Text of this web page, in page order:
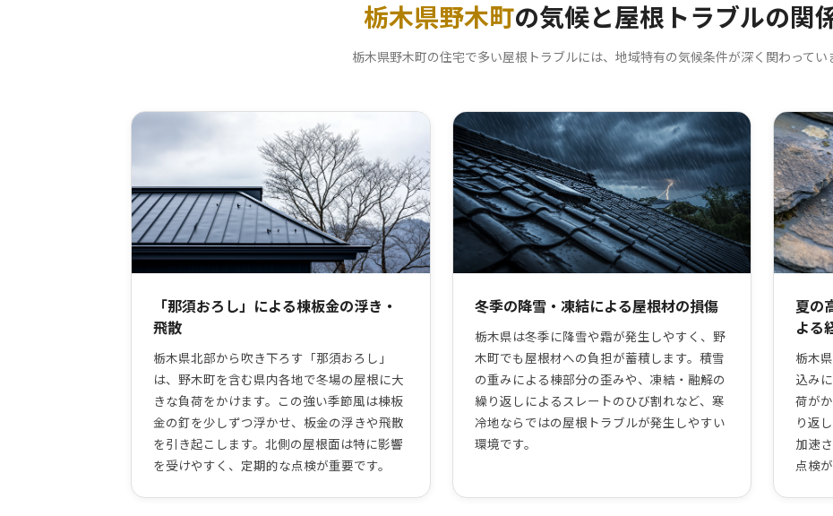
栃木県野木町の気候と屋根トラブルの関
栃木県野木町の住宅で多い屋根トラブルには、地域特有の気候条件が深く関わってい
「那須おろし」による棟板金の浮き・
飛散
栃木県北部から吹き下ろす「那須おろし」
は、野木町を含む県内各地で冬場の屋根に大
きな負荷をかけます。この強い季節風は棟板
金の釘を少しずつ浮かせ、板金の浮きや飛散
を引き起こします。北側の屋根面は特に影響
を受けやすく、定期的な点検が重要です。
冬季の降雪・凍結による屋根材の損傷
栃木県は冬季に降雪や霜が発生しやすく、野
木町でも屋根材への負担が蓄積します。積雪
の重みによる棟部分の歪みや、凍結・融解の
繰り返しによるスレートのひび割れなど、寒
冷地ならではの屋根トラブルが発生しやすい
環境です。
夏の
よる
栃木
込み
荷が
り返
加速
点検